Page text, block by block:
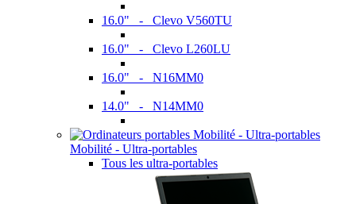
16.0" - Clevo V560TU
16.0" - Clevo L260LU
16.0" - N16MM0
14.0" - N14MM0
Mobilité - Ultra-portables
Tous les ultra-portables